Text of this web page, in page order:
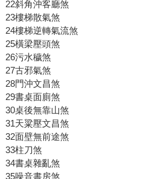
22斜角沖客廳煞
23樓梯散氣煞
24樓梯逆轉氣流煞
25橫梁壓頭煞
26污水穢煞
27古邪氣煞
28門沖文昌煞
29書桌面廁煞
30桌後無靠山煞
31天粱壓文昌煞
32面壁無前途煞
33柱刀煞
34書桌雜亂煞
35噪音書房煞